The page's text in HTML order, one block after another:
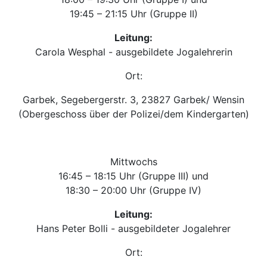
19:45 – 21:15 Uhr (Gruppe II)
Leitung:
Carola Wesphal - ausgebildete Jogalehrerin
Ort:
Garbek, Segebergerstr. 3, 23827 Garbek/ Wensin
(Obergeschoss über der Polizei/dem Kindergarten)
Mittwochs
16:45 – 18:15 Uhr (Gruppe III) und
18:30 – 20:00 Uhr (Gruppe IV)
Leitung:
Hans Peter Bolli - ausgebildeter Jogalehrer
Ort: